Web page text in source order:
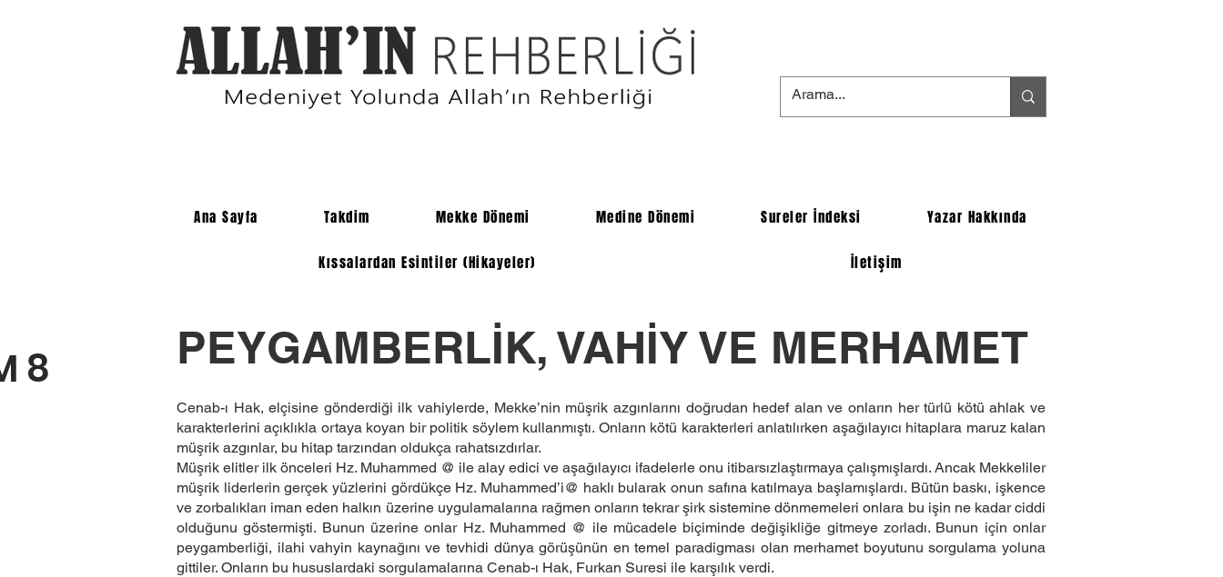
Ana Sayfa Takdim Mekke Dönemi Medine Dönemi Sureler İndeksi Yazar Hakkında
Kıssalardan Esintiler (Hikayeler) İletişim
8 PEYGAMBERLİK, VAHİY VE MERHAMET
Cenab-ı Hak, elçisine gönderdiği ilk vahiylerde, Mekke’nin müşrik azgınlarını doğrudan hedef alan ve onların her türlü kötü ahlak ve
karakterlerini açıklıkla ortaya koyan bir politik söylem kullanmıştı. Onların kötü karakterleri anlatılırken aşağılayıcı hitaplara maruz kalan
müşrik azgınlar, bu hitap tarzından oldukça rahatsızdırlar.
Müşrik elitler ilk önceleri Hz. Muhammed @ ile alay edici ve aşağılayıcı ifadelerle onu itibarsızlaştırmaya çalışmışlardı. Ancak Mekkeliler
müşrik liderlerin gerçek yüzlerini gördükçe Hz. Muhammed’i@ haklı bularak onun safına katılmaya başlamışlardı. Bütün baskı, işkence
ve zorbalıkları iman eden halkın üzerine uygulamalarına rağmen onların tekrar şirk sistemine dönmemeleri onlara bu işin ne kadar ciddi
olduğunu göstermişti. Bunun üzerine onlar Hz. Muhammed @ ile mücadele biçiminde değişikliğe gitmeye zorladı. Bunun için onlar
peygamberliği, ilahi vahyin kaynağını ve tevhidi dünya görüşünün en temel paradigması olan merhamet boyutunu sorgulama yoluna
gittiler. Onların bu hususlardaki sorgulamalarına Cenab-ı Hak, Furkan Suresi ile karşılık verdi.